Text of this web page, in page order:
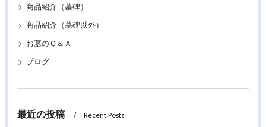
商品紹介（墓碑）
商品紹介（墓碑以外）
お墓のＱ＆Ａ
ブログ
最近の投稿 Recent Posts